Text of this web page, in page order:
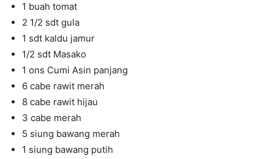
1 buah tomat
2 1/2 sdt gula
1 sdt kaldu jamur
1/2 sdt Masako
1 ons Cumi Asin panjang
6 cabe rawit merah
8 cabe rawit hijau
3 cabe merah
5 siung bawang merah
1 siung bawang putih